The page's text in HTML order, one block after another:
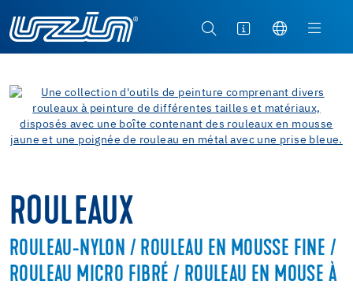
ROULEAUX
ROULEAU-NYLON / ROULEAU EN MOUSSE FINE /
ROULEAU MICRO FIBRÉ / ROULEAU EN MOUSE À